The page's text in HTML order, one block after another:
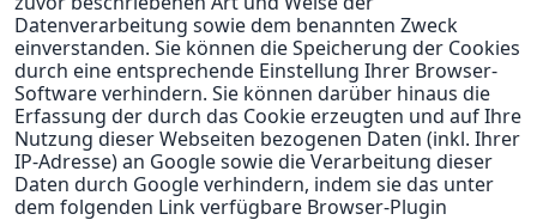
Datenverarbeitung sowie dem benannten Zweck
einverstanden. Sie können die Speicherung der Cookies
durch eine entsprechende Einstellung Ihrer Browser-
Software verhindern. Sie können darüber hinaus die
Erfassung der durch das Cookie erzeugten und auf Ihre
Nutzung dieser Webseiten bezogenen Daten (inkl. Ihrer
IP-Adresse) an Google sowie die Verarbeitung dieser
Daten durch Google verhindern, indem sie das unter
dem folgenden Linkverfügbare Browser-Plugin